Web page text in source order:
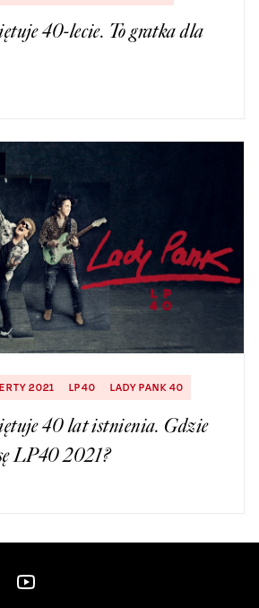
40-lecie. To gratka dla
2021 LP40 LADY PANK 40
40 lat istnienia. Gdzie
LP40 2021?